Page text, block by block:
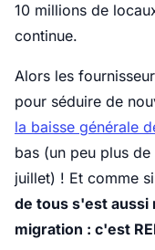
10 millions de
continue.
Alors les
pour séduire de
la baisse générale
bas (un peu plus
juillet) ! Et comme
de tous s'est aussi
migration : c'est